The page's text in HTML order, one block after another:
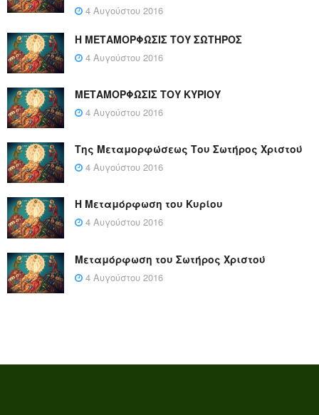
4 Αυγούστου 2016
Η ΜΕΤΑΜΟΡΦΩΣΙΣ ΤΟΥ ΣΩΤΗΡΟΣ
4 Αυγούστου 2016
ΜΕΤΑΜΟΡΦΩΣΙΣ ΤΟΥ ΚΥΡΙΟΥ
4 Αυγούστου 2016
Της Μεταμορφώσεως Του Σωτήρος Χριστού
4 Αυγούστου 2016
Η Μεταμόρφωση του Κυρίου
4 Αυγούστου 2016
Μεταμόρφωση του Σωτήρος Χριστού
4 Αυγούστου 2016